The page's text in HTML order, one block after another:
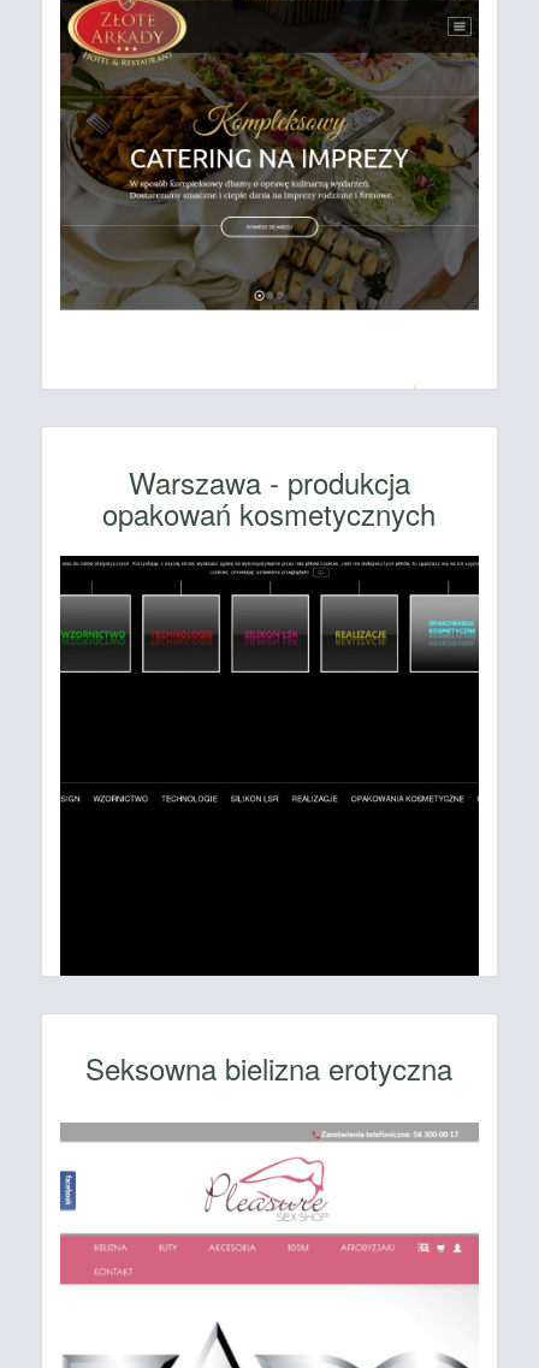
Warszawa - produkcja
opakowań kosmetycznych
Seksowna bielizna erotyczna